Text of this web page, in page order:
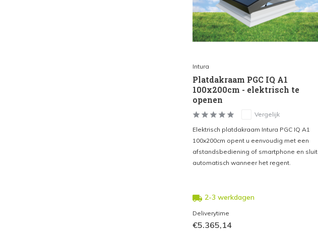
Intura
Platdakraam PGC IQ A1
100x200cm - elektrisch te
openen
Vergelijk
Elektrisch platdakraam Intura PGC IQ A1
100x200cm opent u eenvoudig met een
afstandsbediening of smartphone en sluit
automatisch wanneer het regent.
2-3 werkdagen
Deliverytime
€5.365,14